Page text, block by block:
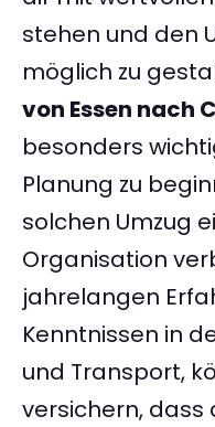
stehen und den
möglich zu
von Essen nach
besonders
Planung zu
solchen Umzug
Organisation
jahrelangen
Kenntnissen in
und Transport,
versichern, dass